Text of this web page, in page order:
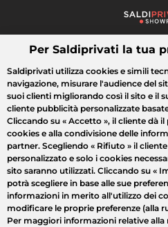
Cosa cerchi?
Tutte le vendite Moda Casa
Per Saldiprivati la tua
Saldiprivati utilizza cookies e simili
navigazione, misurare l'audience del
suoi clienti migliorando così il sito e il
cliente pubblicità personalizzate
Cliccando su « Accetto », il cliente dà
cookies e alla condivisione delle
partner. Scegliendo « Rifiuto » il
personalizzato e solo i cookies
sito saranno utilizzati. Cliccando su «
potrà scegliere in base alle sue
informazioni in merito all'utilizzo dei
modificare le proprie preferenze (alla
Per maggiori informazioni relative alla